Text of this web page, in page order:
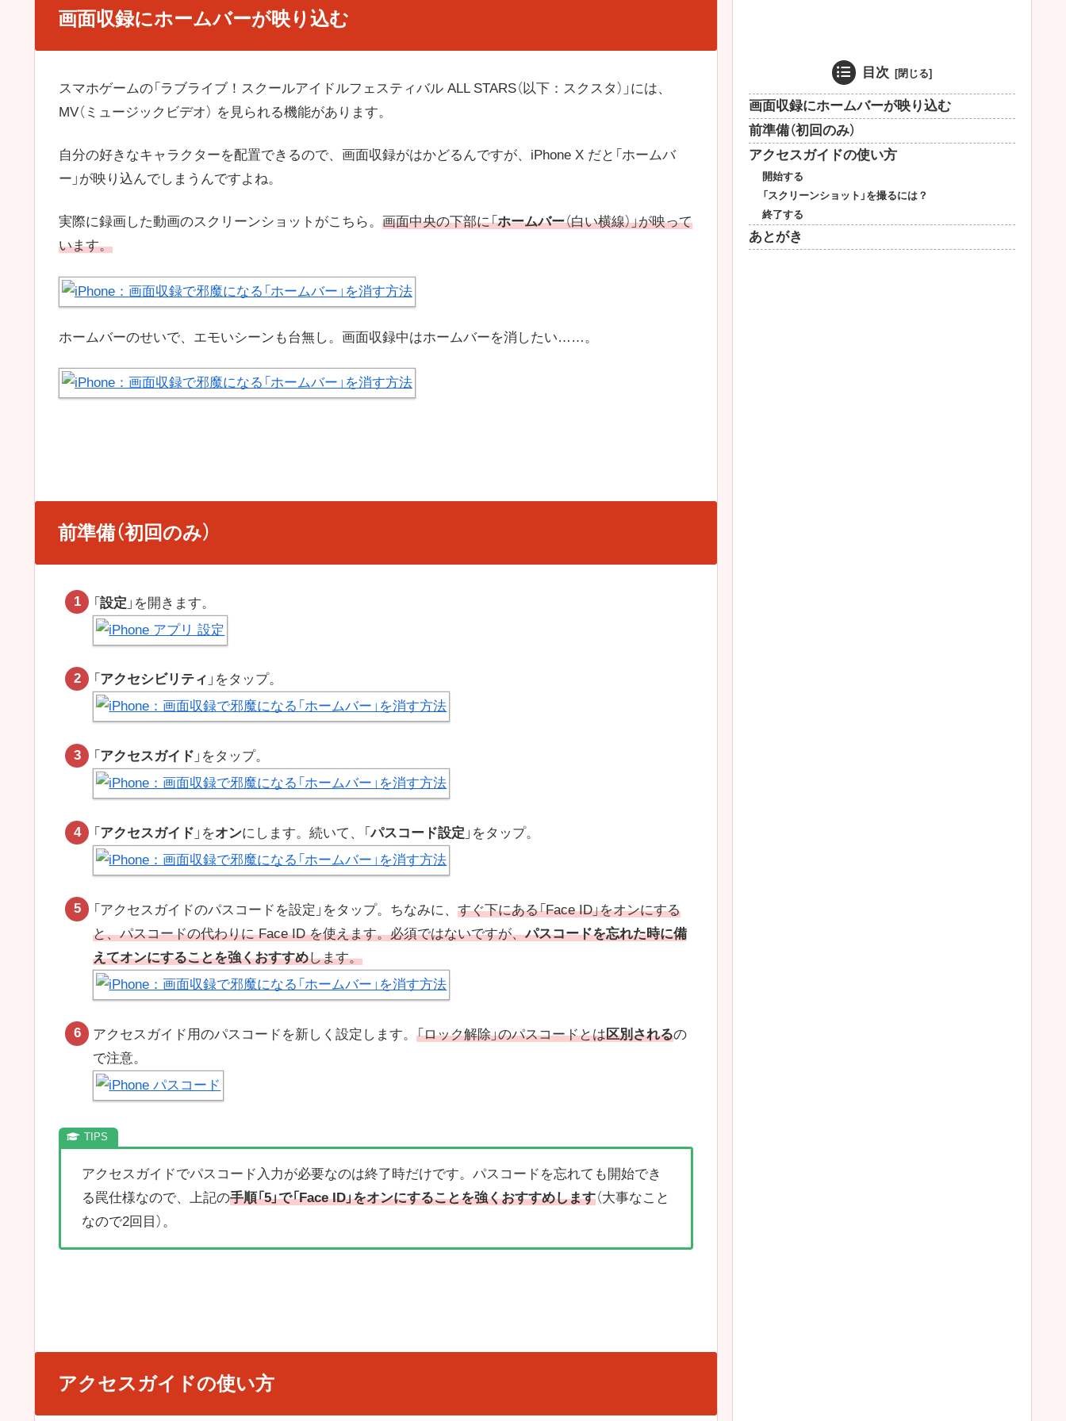
画面収録にホームバーが映り込む
スマホゲームの「ラブライブ！スクールアイドルフェスティバル ALL STARS（以下：スクスタ）」には、
MV（ミュージックビデオ） を見られる機能があります。
自分の好きなキャラクターを配置できるので、画面収録がはかどるんですが、iPhone X だと「ホームバ
ー」が映り込んでしまうんですよね。
実際に録画した動画のスクリーンショットがこちら。 画面中央の下部に「ホームバー（白い横線）」が映って
います。
ホームバーのせいで、エモいシーンも台無し。画面収録中はホームバーを消したい……。
前準備（初回のみ）
「設定 」を開きます。
「 アクセシビリティ 」をタップ。
「 アクセスガイド 」をタップ。
「 アクセスガイド 」をオンにします。続いて、「パスコード設定 」をタップ。
「アクセスガイドのパスコードを設定」をタップ。ちなみに、すぐ下にある「Face ID」をオンにする
と、パスコードの代わりに Face ID を使えます。必須ではないですが、パスコードを忘れた時に備
えてオンにすることを強くおすすめします。
アクセスガイド用のパスコードを新しく設定します。「ロック解除」のパスコードとは区別されるの
で注意。
アクセスガイドでパスコード入力が必要なのは終了時だけです。パスコードを忘れても開始でき
る罠仕様なので、上記の手順「5」で「Face ID」をオンにすることを強くおすすめします（大事なこと
なので2回目）。
アクセスガイドの使い方
目次
画面収録にホームバーが映り込む
前準備（初回のみ）
アクセスガイドの使い方
開始する
「スクリーンショット」を撮るには？
終了する
あとがき